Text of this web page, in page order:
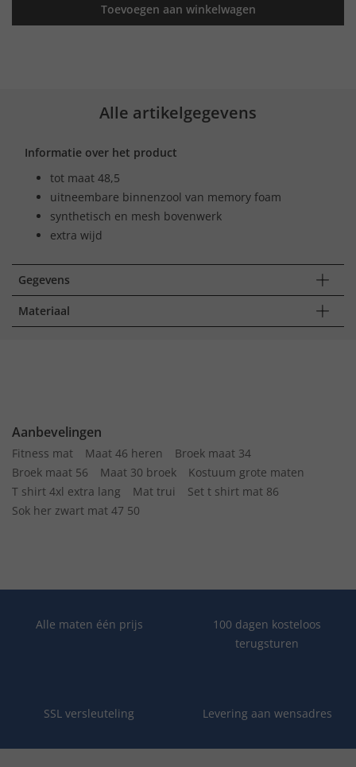
Toevoegen aan winkelwagen
Alle artikelgegevens
Informatie over het product
tot maat 48,5
uitneembare binnenzool van memory foam
synthetisch en mesh bovenwerk
extra wijd
Gegevens
Materiaal
Aanbevelingen
Fitness mat Maat 46 heren
Broek maat 34
Broek maat 56
Maat 30 broek
Kostuum grote maten
T shirt 4xl extra lang
Mat trui
Set t shirt mat 86
Sok her zwart mat 47 50
Alle maten één prijs
100 dagen kosteloos
terugsturen
SSL versleuteling Levering aan wensadres